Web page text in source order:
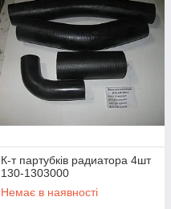
К-т партубків радиатора 4шт
130-1303000
Немає в наявності